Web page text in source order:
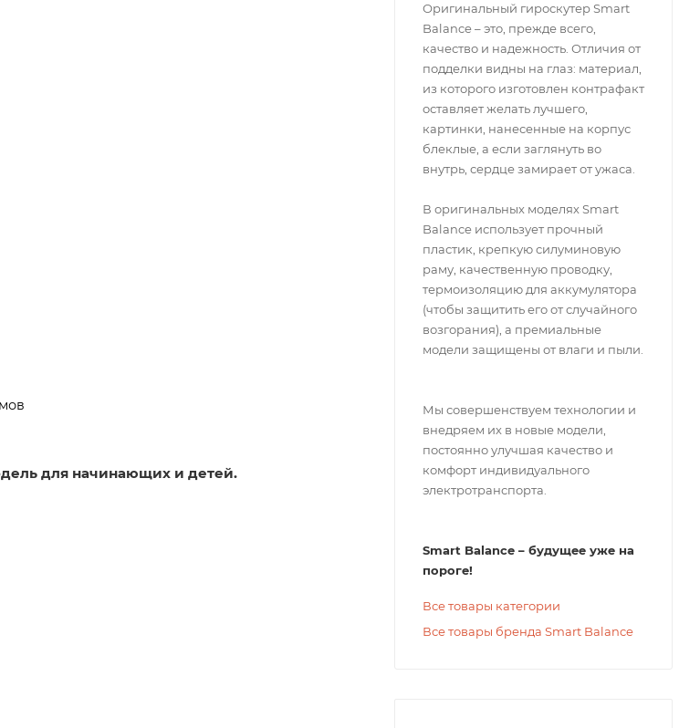
для начинающих и детей.
Оригинальный гироскутер Smart
Balance – это, прежде всего,
качество и надежность. Отличия от
подделки видны на глаз: материал,
из которого изготовлен контрафакт
оставляет желать лучшего,
картинки, нанесенные на корпус
блеклые, а если заглянуть во
внутрь, сердце замирает от ужаса.
В оригинальных моделях Smart
Balance использует прочный
пластик, крепкую силуминовую
раму, качественную проводку,
термоизоляцию для аккумулятора
(чтобы защитить его от случайного
возгорания), а премиальные
модели защищены от влаги и пыли.
Мы совершенствуем технологии и
внедряем их в новые модели,
постоянно улучшая качество и
комфорт индивидуального
электротранспорта.
Smart Balance – будущее уже на
пороге!
Все товары категории
Все товары бренда Smart Balance